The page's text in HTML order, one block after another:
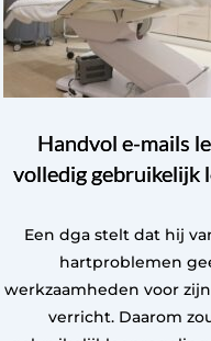
Handvol e-mails
volledig gebruikelijk
Een dga stelt dat hij
hartproblemen
werkzaamheden voor
verricht. Daarom